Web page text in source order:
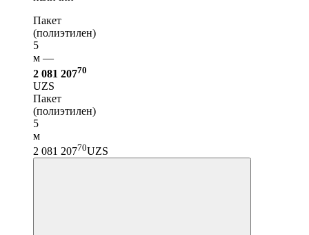
Пакет
(полиэтилен)
5
м —
2 081 20770
UZS
Пакет
(полиэтилен)
5
м
2 081 20770UZS